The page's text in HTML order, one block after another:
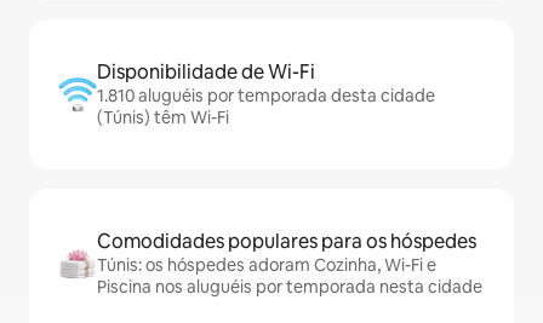
Disponibilidade de Wi-Fi
1.810 aluguéis por temporada desta cidade
(Túnis) têm Wi-Fi
Comodidades populares para os hóspedes
Túnis: os hóspedes adoram Cozinha, Wi-Fi e
Piscina nos aluguéis por temporada nesta cidade